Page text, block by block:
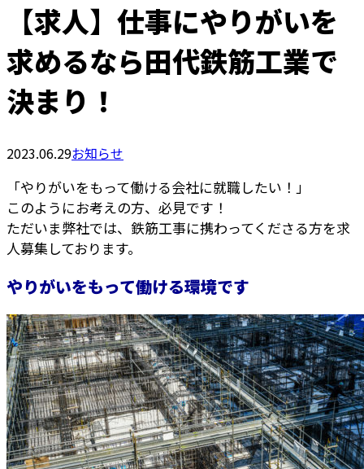
【求人】仕事にやりがいを
求めるなら田代鉄筋工業で
決まり！
2023.06.29お知らせ
「やりがいをもって働ける会社に就職したい！」
このようにお考えの方、必見です！
ただいま弊社では、鉄筋工事に携わってくださる方を求
人募集しております。
やりがいをもって働ける環境です